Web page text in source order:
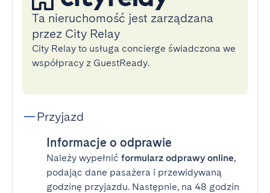
Ta nieruchomość jest zarządzana
przez City Relay
City Relay to usługa concierge świadczona we
współpracy z GuestReady.
Przyjazd
Informacje o odprawie
Należy wypełnić formularz odprawy online,
podając dane pasażera i przewidywaną
godzinę przyjazdu. Następnie, na 48 godzin